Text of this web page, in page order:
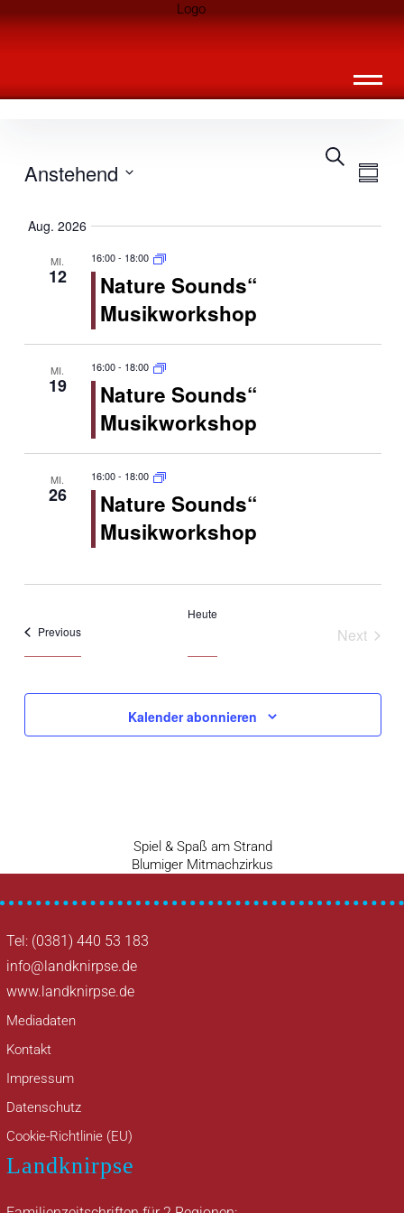
überspringen
Landknirpse – Die Zeitschrift für Leute
und
Suche
Anstehend
date.
Aug. 2026
MI.
12
16:00- 18:00
Nature Sounds“
Musikworkshop
MI.
19
16:00- 18:00
Nature Sounds“
Musikworkshop
MI.
26
16:00- 18:00
Nature Sounds“
Musikworkshop
PreviousVeranstaltungen
Heute
Next
Kalender abonnieren
Beitragsnavigation
Vorheriger
Beitrag
Spiel & Spaß am Strand
Nächster
Blumiger Mitmachzirkus
Tel: (0381) 440 53 183
info@landknirpse.de
www.landknirpse.de
Mediadaten
Kontakt
Impressum
Datenschutz
Cookie-Richtlinie (EU)
Landknirpse